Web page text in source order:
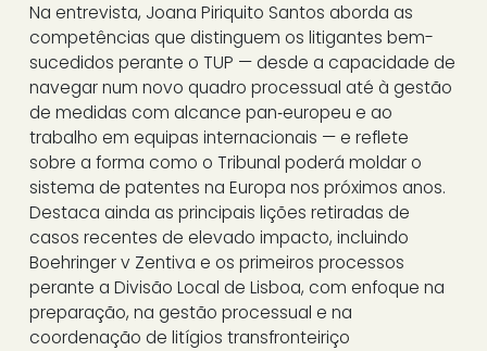
Na entrevista, Joana Piriquito Santos aborda as
competências que distinguem os litigantes bem-
sucedidos perante o TUP — desde a capacidade de
navegar num novo quadro processual até à gestão
de medidas com alcance pan‑europeu e ao
trabalho em equipas internacionais — e reflete
sobre a forma como o Tribunal poderá moldar o
sistema de patentes na Europa nos próximos anos.
Destaca ainda as principais lições retiradas de
casos recentes de elevado impacto, incluindo
Boehringer v Zentiva e os primeiros processos
perante a Divisão Local de Lisboa, com enfoque na
preparação, na gestão processual e na
coordenação de litígios transfronteiriço